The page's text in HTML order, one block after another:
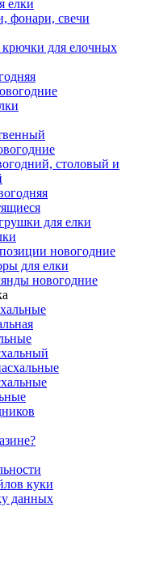
елки
фонари, свечи
для елочных
столовый и
для елки
новогодние
для елки
новогодние
куки
данных